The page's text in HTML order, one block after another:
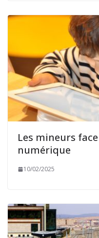
Les mineurs
numérique
10/02/2025